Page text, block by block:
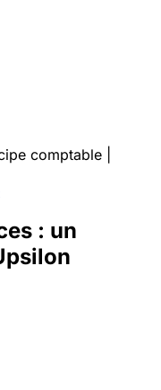
comptable |
: un